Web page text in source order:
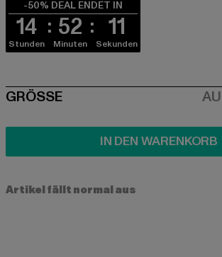
-50% DEAL ENDET IN
14
Stunden
52
Minuten
11
Sekunden
SIZE
GRÖSSE
IN DEN WARENKORB
Artikel fällt normal aus